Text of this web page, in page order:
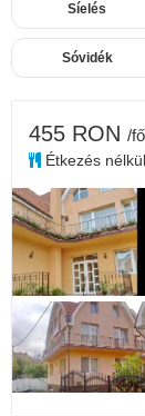
Síelés
Sóvidék
455 RON /fő
Étkezés nélkül